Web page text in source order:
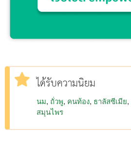
ได้รับความนิยม
นม ถั่วพู คนท้อง ธาลัสซีเมีย
สมุนไพร